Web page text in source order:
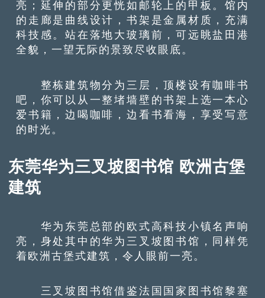
亮；延伸的部分更恍如邮轮上的甲板。馆内
的走廊是曲线设计，书架是金属材质，充满
科技感。站在落地大玻璃前，可远眺盐田港
全貌，一望无际的景致尽收眼底。
整栋建筑物分为三层，顶楼设有咖啡书
吧，你可以从一整堵墙壁的书架上选一本心
爱书籍，边喝咖啡，边看书看海，享受写意
的时光。
东莞华为三叉坡图书馆 欧洲古堡
建筑
华为东莞总部的欧式高科技小镇名声响
亮，身处其中的华为三叉坡图书馆，同样凭
着欧洲古堡式建筑，令人眼前一亮。
三叉坡图书馆借鉴法国国家图书馆黎塞